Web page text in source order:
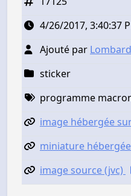
4/26/2017, 3:40:37
Ajouté par Lombard
sticker
programme
image hébergée
miniature
image source (jvc)